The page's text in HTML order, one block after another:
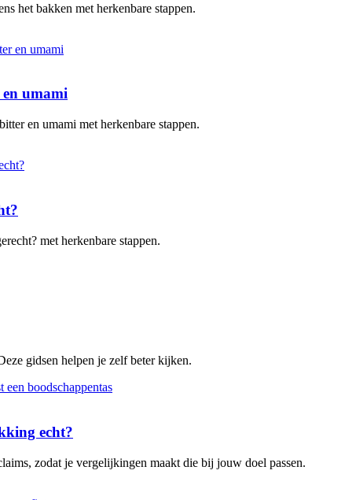
het bakken met herkenbare stappen.
en umami
en umami met herkenbare stappen.
met herkenbare stappen.
gidsen helpen je zelf beter kijken.
echt?
zodat je vergelijkingen maakt die bij jouw doel passen.